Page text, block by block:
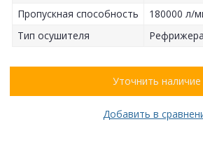
Пропускная способность
180000 л/
Тип осушителя
Уточнить наличие
Добавить в